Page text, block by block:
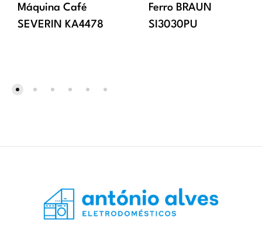
Máquina Café
SEVERIN KA4478
Ferro BRAUN
SI3030PU